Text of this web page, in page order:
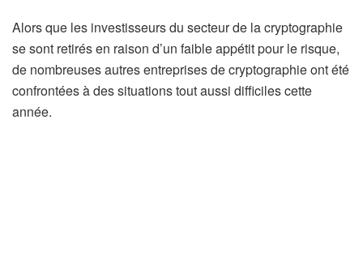
Alors que les investisseurs du secteur de la cryptographie
se sont retirés en raison d’un faible appétit pour le risque,
de nombreuses autres entreprises de cryptographie ont été
confrontées à des situations tout aussi difficiles cette
année.